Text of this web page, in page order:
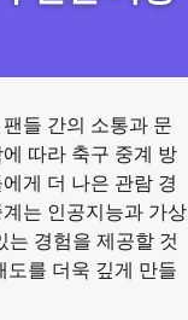
들 간의 소통과 문
따라 축구 중계 방
게 더 나은 관람 경
는 인공지능과 가상
는 경험을 제공할 것
도를 더욱 깊게 만들